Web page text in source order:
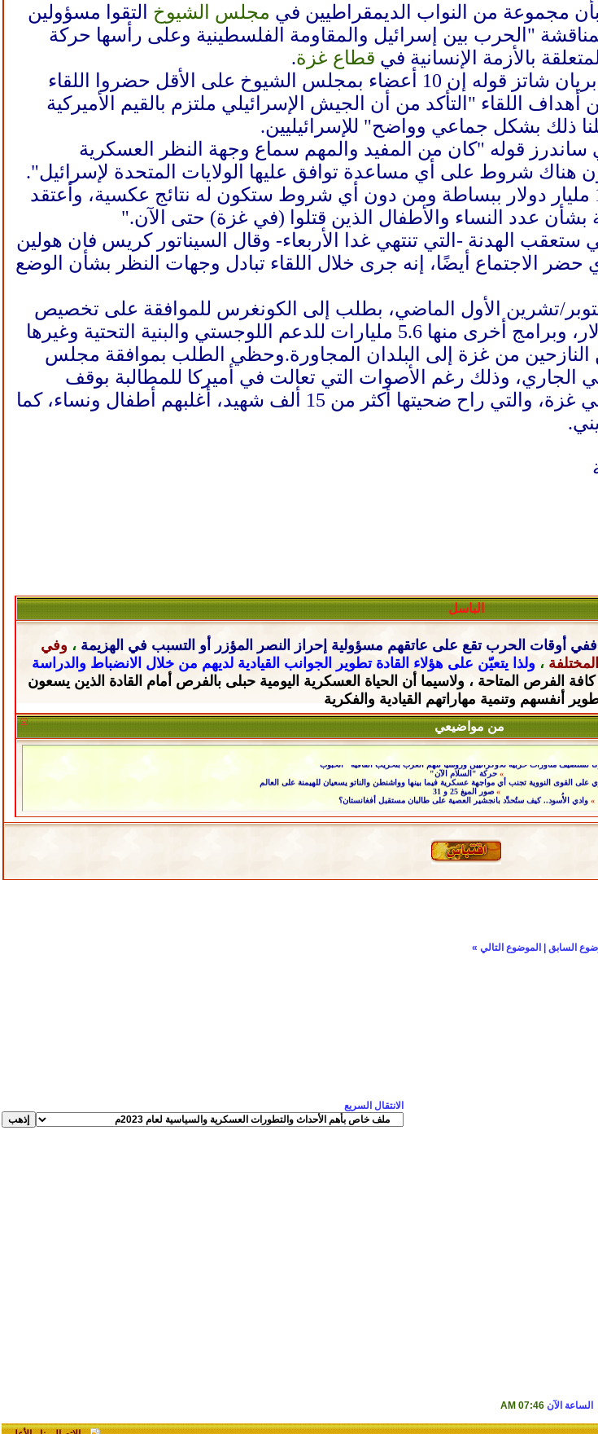
مجموعة من النواب الديمقراطيين في مجلس الشيوخ التقوا مسؤولين
"الحرب بين إسرائيل والمقاومة الفلسطينية وعلى رأسها حركة
بالأزمة الإنسانية في قطاع غزة.
ونقلت الشبكة عن السيناتور الديمقراطي بريان شاتز قوله إن 10 أعضاء بمجلس الشيوخ على الأقل حضروا اللقاء
اللقاء "التأكد من أن الجيش الإسرائيلي ملتزم بالقيم الأميركية
ذلك بشكل جماعي وواضح" للإسرائيليين.
ساندرز قوله "كان من المفيد والمهم سماع وجهة النظر العسكرية
هناك شروط على أي مساعدة توافق عليها الولايات المتحدة لإسرائيل".
وأضاف ساندرز أن "فكرة منح إسرائيل 14 مليار دولار ببساطة ومن دون أي شروط ستكون له نتائج عكسية، وأعتقد
بشأن عدد النساء والأطفال الذين قتلوا (في غزة) حتى الآن."
ستعقب الهدنة -التي تنتهي غدا الأربعاء- وقال السيناتور كريس فان هولين
حضر الاجتماع أيضًا، إنه جرى خلال اللقاء تبادل وجهات النظر بشأن الوضع
الإدارة الأميركية تقدمت، يوم 20 أكتوبر/تشرين الأول الماضي، بطلب إلى الكونغرس للموافقة على تخصيص
مساعدات لإسرائيل تزيد على 14 مليار دولار، وبرامج أخرى منها 5.6 مليارات للدعم اللوجستي والبنية التحتية وغيرها
النازحين من غزة إلى البلدان المجاورة.وحظي الطلب بموافقة مجلس
الجاري، وذلك رغم الأصوات التي تعالت في أميركا للمطالبة بوقف
المجازر التي يرتكبها الاحتلال الإسرائيلي في غزة، والتي راح ضحيتها أكثر من 15 ألف شهيد، أغلبهم أطفال ونساء، كما
الباسل
ففي أوقات الحرب تقع على عاتقهم مسؤولية إحراز النصر المؤزر أو التسبب في الهزيمة ، وفي
، ولذا يتعيّن على هؤلاء القادة تطوير الجوانب القيادية لديهم من خلال الانضباط والدراسة
الفرص المتاحة ، ولاسيما أن الحياة العسكرية اليومية حبلى بالفرص أمام القادة الذين يسعون
أنفسهم وتنمية مهاراتهم القيادية والفكرية
من مواضيعي
تستضيف مناورات حربية للأوكرانيين وروسيا تتهم الغرب بتخريب اتفاقية "الحبوب"
»حركة "السلام الآن"
القوى النووية تجنب أي مواجهة عسكرية فيما بينها وواشنطن والناتو يسعيان للهيمنة على العالم
»صور الميغ 25 و 31
وادي الأُسود.. كيف ستُحدِّد بانجشير العصية على طالبان مستقبل أفغانستان؟
السابق الموضوع التالي »
الانتقال السريع
الساعة الآن 07:46 AM